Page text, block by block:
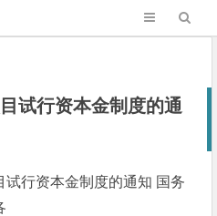
试行资本金制度的通
试行资本金制度的通知 国务